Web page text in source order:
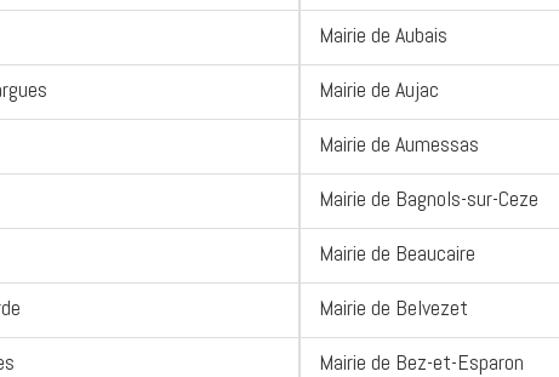
Mairie de Aubais
Mairie de Aujac
Mairie de Aumessas
Mairie de Bagnols-sur-Ceze
Mairie de Beaucaire
Mairie de Belvezet
Mairie de Bez-et-Esparon